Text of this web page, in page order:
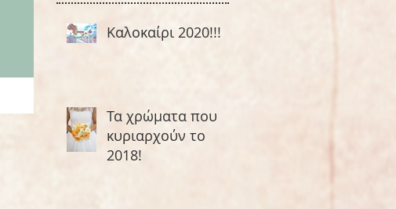
Καλοκαίρι 2020!!!
Τα χρώματα που
κυριαρχούν το
2018!